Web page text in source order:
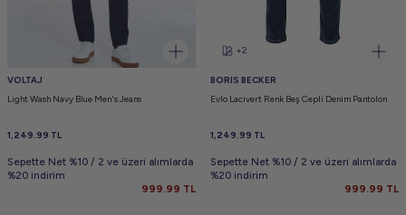
VOLTAJ
Light Wash Navy Blue Men's Jeans
1,249.99 TL
Sepette Net %10 / 2 ve üzeri alımlarda
%20 indirim
999.99 TL
+2
BORIS BECKER
Evlo Lacivert Renk Beş Cepli Denim Pantolon
1,249.99 TL
Sepette Net %10 / 2 ve üzeri alımlarda
%20 indirim
999.99 TL